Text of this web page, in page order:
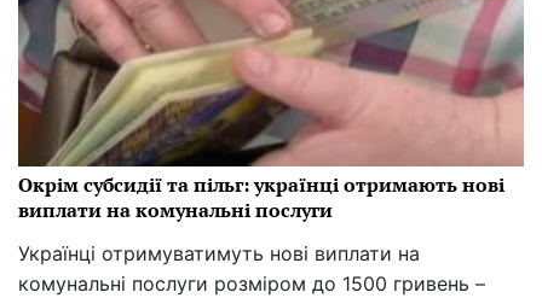
Окрім субсидії та пільг: українці отримають нові
виплати на комунальні послуги
Українці отримуватимуть нові виплати на
комунальні послуги розміром до 1500 гривень –